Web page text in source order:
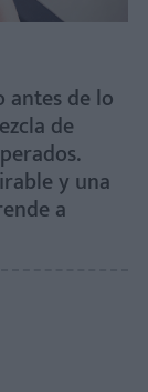
de lo
de
y una
a